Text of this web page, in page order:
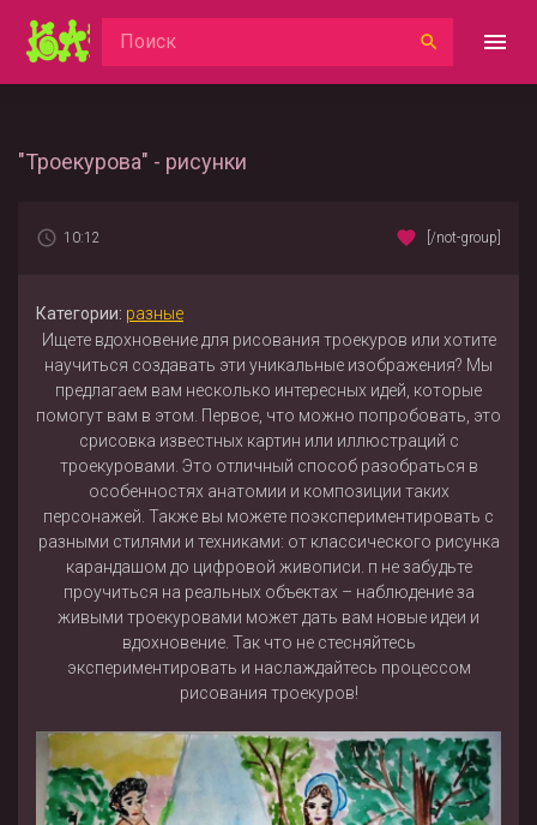
"Троекурова" - рисунки
10:12 [/not-group]
Категории: разные
Ищете вдохновение для рисования троекуров или хотите
научиться создавать эти уникальные изображения? Мы
предлагаем вам несколько интересных идей, которые
помогут вам в этом. Первое, что можно попробовать, это
срисовка известных картин или иллюстраций с
троекуровами. Это отличный способ разобраться в
особенностях анатомии и композиции таких
персонажей. Также вы можете поэкспериментировать с
разными стилями и техниками: от классического рисунка
карандашом до цифровой живописи. п не забудьте
проучиться на реальных объектах – наблюдение за
живыми троекуровами может дать вам новые идеи и
вдохновение. Так что не стесняйтесь
экспериментировать и наслаждайтесь процессом
рисования троекуров!